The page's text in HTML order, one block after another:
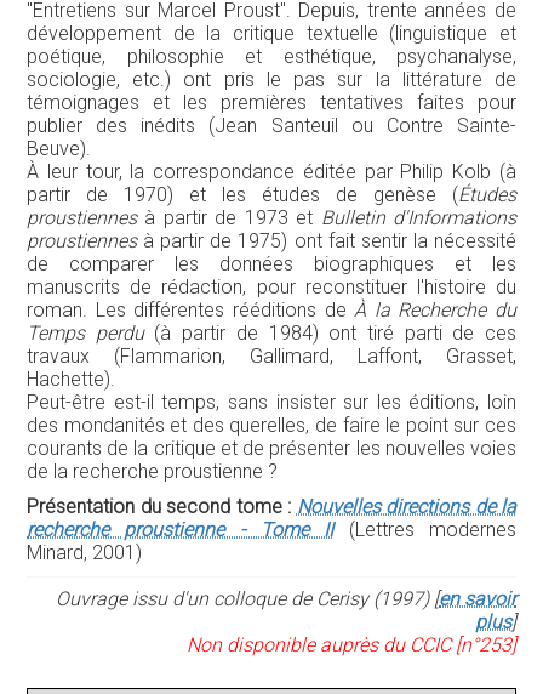
"Entretiens sur Marcel Proust". Depuis, trente années de
développement de la critique textuelle (linguistique et
poétique, philosophie et esthétique, psychanalyse,
sociologie, etc.) ont pris le pas sur la littérature de
témoignages et les premières tentatives faites pour
publier des inédits (Jean Santeuil ou Contre Sainte-
Beuve).
À leur tour, la correspondance éditée par Philip Kolb (à
partir de 1970) et les études de genèse (Études
proustiennesà partir de 1973 et Bulletin d'Informations
proustiennesà partir de 1975) ont fait sentir la nécessité
de comparer les données biographiques et les
manuscrits de rédaction, pour reconstituer l'histoire du
roman. Les différentes rééditions deÀ la Recherche du
Temps perdu(à partir de 1984) ont tiré parti de ces
travaux (Flammarion, Gallimard, Laffont, Grasset,
Hachette).
Peut-être est-il temps, sans insister sur les éditions, loin
des mondanités et des querelles, de faire le point sur ces
courants de la critique et de présenter les nouvelles voies
de la recherche proustienne ?
Présentation du second tome : Nouvelles directions de la
recherche proustienne - Tome II(Lettres modernes
Minard, 2001)
Ouvrage issu d'un colloque de Cerisy (1997) [en savoir
plus]
Non disponible auprès du CCIC [n°253]